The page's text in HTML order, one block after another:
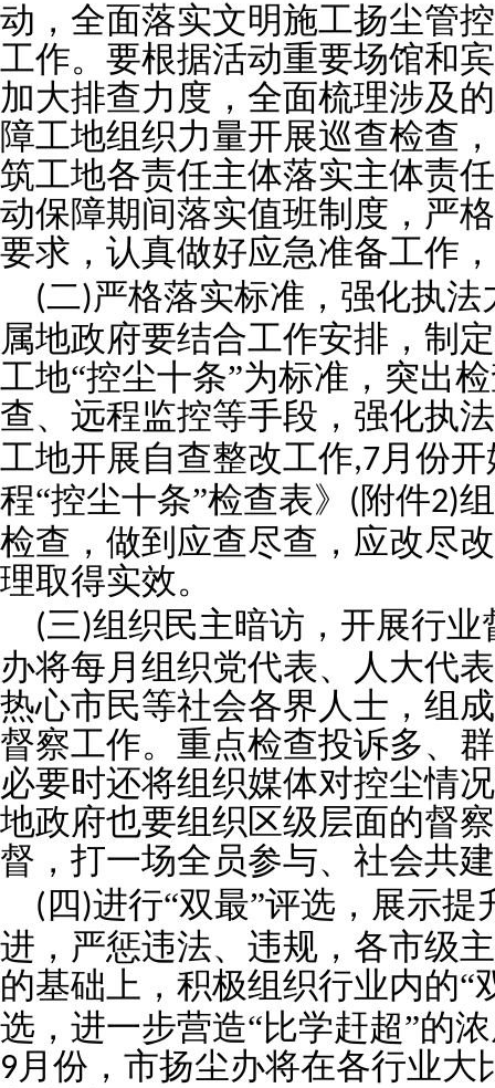
动，全面落实文明施工扬尘管
工作。要根据活动重要场馆和
加大排查力度，全面梳理涉及
障工地组织力量开展巡查检查
筑工地各责任主体落实主体责
动保障期间落实值班制度，严
要求，认真做好应急准备工作
(二)严格落实标准，强化执
属地政府要结合工作安排，制
工地“控尘十条”为标准，突出
查、远程监控等手段，强化执
工地开展自查整改工作,7月份
程“控尘十条”检查表》
( 附件2)
检查，做到应查尽查，应改尽
理取得实效。
(三)组织民主暗访，开展行业
办将每月组织党代表、人大代
热心市民等社会各界人士，组
督察工作。重点检查投诉多、
必要时还将组织媒体对控尘情
地政府也要组织区级层面的督
督，打一场全员参与、社会共
( 四 )进行“双最”评选，展示
进，严惩违法、违规，各市级
的基础上，积极组织行业内的“
选，进一步营造“比学赶超”的
9月份，市扬尘办将在各行业